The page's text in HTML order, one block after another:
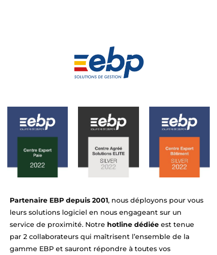
Partenaire EBP depuis 2001, nous déployons pour vous
leurs solutions logiciel en nous engageant sur un
service de proximité. Notre hotline dédiée est tenue
par 2 collaborateurs qui maîtrisent l’ensemble de la
gamme EBP et sauront répondre à toutes vos